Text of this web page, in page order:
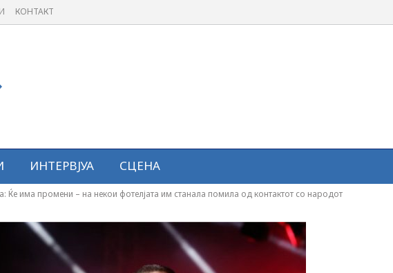
КОНТАКТ
ИНТЕРВЈУА СЦЕНА
Ќе има промени – на некои фотелјата им станала помила од контактот со народот